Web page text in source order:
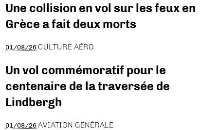
Une collision en vol sur les feux en
Grèce a fait deux morts
01/08/26 CULTURE AÉRO
Un vol commémoratif pour le
centenaire de la traversée de
Lindbergh
01/08/26 AVIATION GÉNÉRALE